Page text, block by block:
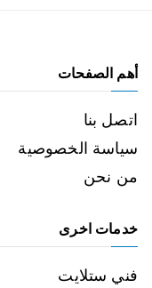
أهم الصفحات
اتصل بنا
سياسة الخصوصية
من نحن
خدمات اخرى
فني ستلايت